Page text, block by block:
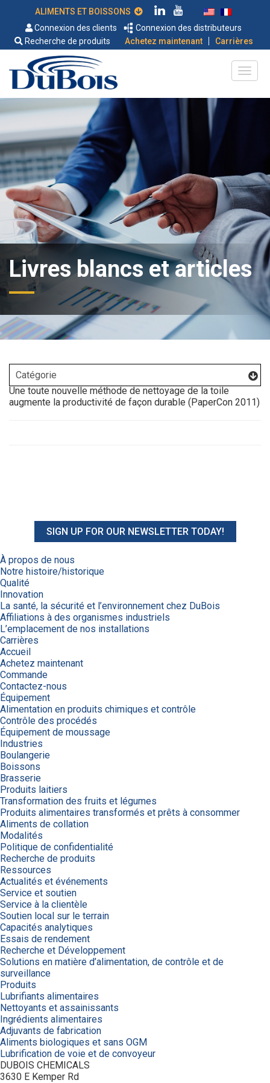
Connexion des clients
Connexion des distributeurs
Recherche de produits
Achetez maintenant | Carrières
Livres blancs et articles
Une toute nouvelle méthode de nettoyage de la toile
augmente la productivité de façon durable (PaperCon 2011)
SIGN UP FOR OUR NEWSLETTER TODAY!
À propos de nous
Notre histoire/historique
Qualité
Innovation
La santé, la sécurité et l’environnement chez DuBois
Affiliations à des organismes industriels
L’emplacement de nos installations
Carrières
Accueil
Achetez maintenant
Commande
Contactez-nous
Équipement
Alimentation en produits chimiques et contrôle
Contrôle des procédés
Équipement de moussage
Industries
Boulangerie
Boissons
Brasserie
Produits laitiers
Transformation des fruits et légumes
Produits alimentaires transformés et prêts à consommer
Aliments de collation
Modalités
Politique de confidentialité
Recherche de produits
Ressources
Actualités et événements
Service et soutien
Service à la clientèle
Soutien local sur le terrain
Capacités analytiques
Essais de rendement
Recherche et Développement
Solutions en matière d’alimentation, de contrôle et de
surveillance
Produits
Lubrifiants alimentaires
Nettoyants et assainissants
Ingrédients alimentaires
Adjuvants de fabrication
Aliments biologiques et sans OGM
Lubrification de voie et de convoyeur
DUBOIS CHEMICALS
3630 E Kemper Rd